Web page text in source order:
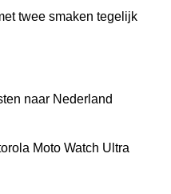
twee smaken tegelijk
naar Nederland
Moto Watch Ultra